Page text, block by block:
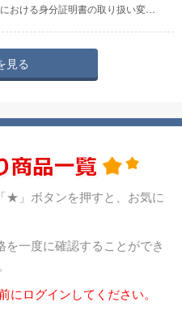
【店頭買取における身分証明書の取り扱い変更（廃止）のお知らせ】 いつも当店をご利用いただき、誠にありがとうございます。 このたび、店頭買取ご利用時の本人確認書類の運用見直しに伴い、 2026年2月12日（木）より、一部の身分証明書につきまして取り扱いを廃止いたします。 あわせて、本人確認にご利用いただける身分証明書は下記のものに限らせていただきます。 ■ ご利用可能な身分証明書 ・運転免許証 ・マイナンバーカード ・住民票写しの原本（発行から3か月以内のもの） ・在留カード 【在留期間残り3ヶ月以上の方のみご利用可】 ※外国籍の方は在留カードの提示必須 在留資格の内容により買取をお断りさせていただく場合がございます ■ 取り扱いを廃止する身分証明書（例） ・障害者手帳 ・船舶免許 ・官公庁および特殊法人が発行する写真付き身分証明書 ・その他、上記「ご利用可能な身分証明書」に該当しないもの お客様にはご不便をおかけいたしますが、 何卒ご理解とご協力を賜りますようお願い申し上げます。
見る
★」ボタンを押すと、お気に
を一度に確認することができ
ログインしてください。